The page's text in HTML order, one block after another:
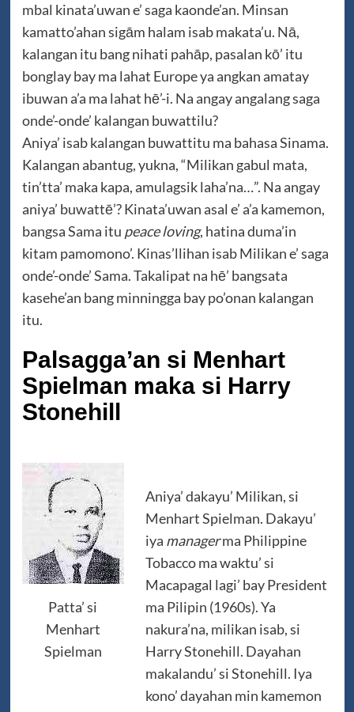
mbal kinata’uwan e’ saga kaonde’an. Minsan
kamatto’ahan sigām halam isab makata’u. Nā,
kalangan itu bang nihati pahāp, pasalan kō’ itu
bonglay bay ma lahat Europe ya angkan amatay
ibuwan a’a ma lahat hē’-i. Na angay angalang saga
onde’-onde’ kalangan buwattilu?
Aniya’ isab kalangan buwattitu ma bahasa Sinama.
Kalangan abantug, yukna, “Milikan gabul mata,
tin’tta’ maka kapa, amulagsik laha’na…”. Na angay
aniya’ buwattē’? Kinata’uwan asal e’ a’a kamemon,
bangsa Sama itu peace loving, hatina duma’in
kitam pamomono’. Kinas’llihan isab Milikan e’ saga
onde’-onde’ Sama. Takalipat na hē’ bangsata
kasehe’an bang minningga bay po’onan kalangan
itu.
Palsagga’an si Menhart
Spielman maka si Harry
Stonehill
Patta’ si
Menhart
Spielman
Aniya’ dakayu’ Milikan, si
Menhart Spielman. Dakayu’
iya managerma Philippine
Tobacco ma waktu’ si
Macapagal lagi’ bay President
ma Pilipin (1960s). Ya
nakura’na, milikan isab, si
Harry Stonehill. Dayahan
makalandu’ si Stonehill. Iya
kono’ dayahan min kamemon